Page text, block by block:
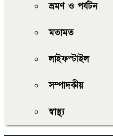
ভ্রমণ ও পর্যটন
মতামত
লাইফস্টাইল
সম্পাদকীয়
স্বাস্থ্য